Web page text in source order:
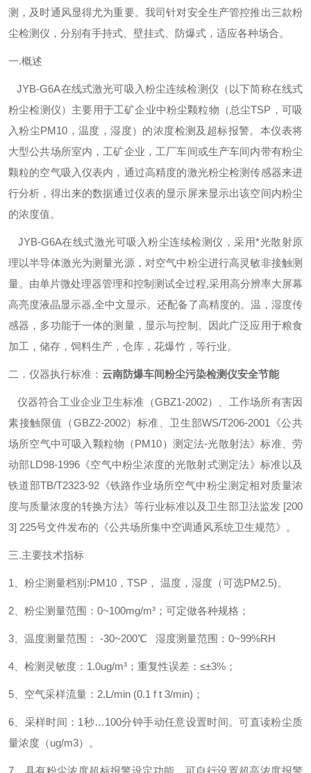
测，及时通风显得尤为重要。我司针对安全生产管控推出三款粉
尘检测仪，分别有手持式、壁挂式、防爆式，适应各种场合。
一.概述
JYB-G6A在线式激光可吸入粉尘连续检测仪（以下简称在线式
粉尘检测仪）主要用于工矿企业中粉尘颗粒物（总尘TSP，可吸
入粉尘PM10，温度，湿度）的浓度检测及超标报警。本仪表将
大型公共场所室内，工矿企业，工厂车间或生产车间内带有粉尘
颗粒的空气吸入仪表内，通过高精度的激光粉尘检测传感器来进
行分析，得出来的数据通过仪表的显示屏来显示出该空间内粉尘
的浓度值。
JYB-G6A在线式激光可吸入粉尘连续检测仪，采用*光散射原
理以半导体激光为测量光源，对空气中粉尘进行高灵敏非接触测
量。由单片微处理器管理和控制测试全过程,采用高分辨率大屏幕
高亮度液晶显示器,全中文显示。还配备了高精度的。温，湿度传
感器，多功能于一体的测量，显示与控制。因此广泛应用于粮食
加工，储存，饲料生产，仓库，花爆竹，等行业。
二．仪器执行标准： 云南防爆车间粉尘污染检测仪安全节能
仪器符合工业企业卫生标准（GBZ1-2002）、工作场所有害因
素接触限值（GBZ2-2002）标准、卫生部WS/T206-2001《公共
场所空气中可吸入颗粒物（PM10）测定法-光散射法》标准、劳
动部LD98-1996《空气中粉尘浓度的光散射式测定法》标准以及
铁道部TB/T2323-92《铁路作业场所空气中粉尘测定相对质量浓
度与质量浓度的转换方法》等行业标准以及卫生部卫法监发 [200
3] 225号文件发布的《公共场所集中空调通风系统卫生规范》。
三.主要技术指标
1、粉尘测量档别:PM10，TSP， 温度，湿度（可选PM2.5)。
2、粉尘测量范围：0~100mg/m³；可定做各种规格；
3、温度测量范围： -30~200℃ 湿度测量范围：0~99%RH
4、检测灵敏度：1.0ug/m³；重复性误差：≤±3%；
5、空气采样流量：2.L/min (0.1 f t 3/min)；
6、采样时间：1秒…100分钟手动任意设置时间。可直读粉尘质
量浓度（ug/m3）。
7、具有粉尘浓度超标报警设定功能，可自行设置超高浓度报警